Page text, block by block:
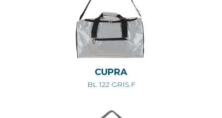
CUPRA
BL 122 GRIS.F